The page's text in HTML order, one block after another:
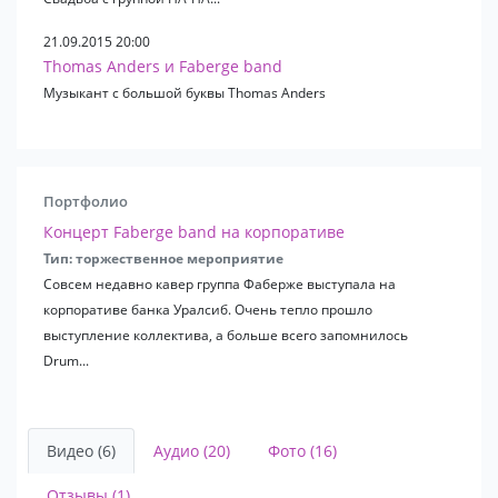
Синяя птица
Анна Герман
Земляне
Р. Паулс
Д. Маликов
Форум
Из к/ф «Приключения Буратино»
Из м/ф «Бременские Музыканты»
Из к/ф «Чародеи»
Из м/ф «Ну, Погоди»
Чайф
Ляпис Трубецкой
В. Меладзе
21.09.2015 20:00
Thomas Anders и Faberge band
Музыкант с большой буквы Thomas Anders
Портфолио
Концерт Faberge band на корпоративе
Тип: торжественное мероприятие
Совсем недавно кавер группа Фаберже выступала на
корпоративе банка Уралсиб. Очень тепло прошло
выступление коллектива, а больше всего запомнилось
Drum...
Видео (6) Аудио (20) Фото (16)